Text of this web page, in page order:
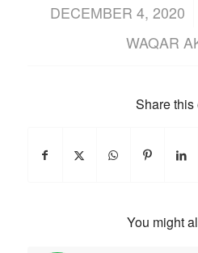
DECEMBER 4, 2020
/
WAQAR
Share this
You might